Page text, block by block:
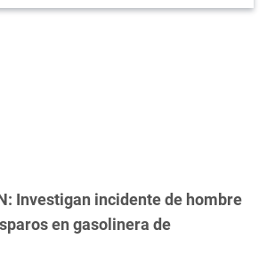
Investigan incidente de hombre
en gasolinera de